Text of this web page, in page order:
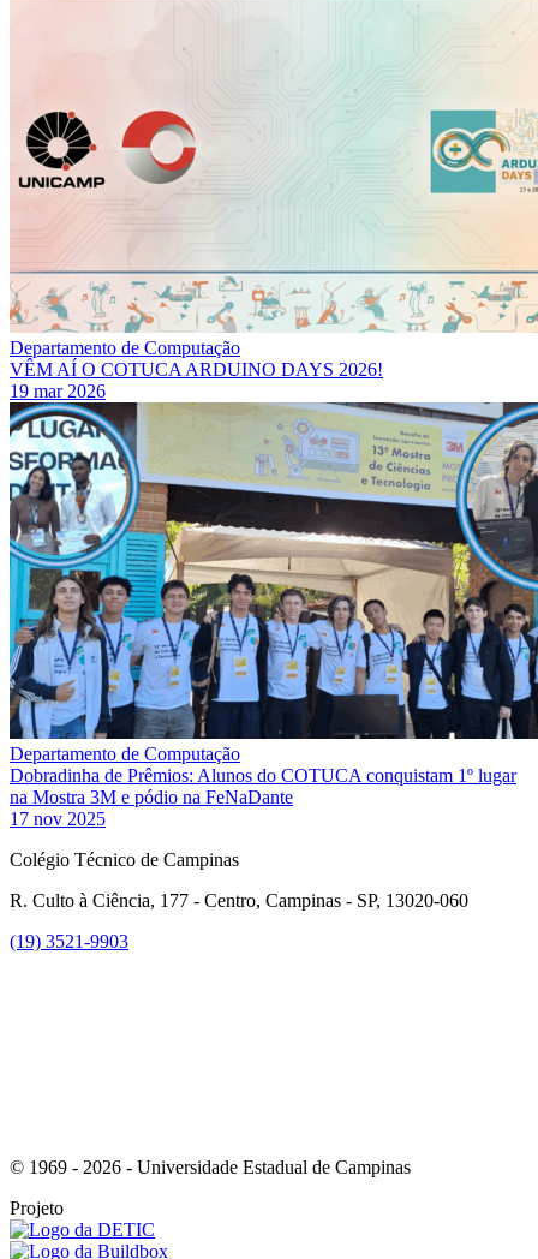
Departamento de Computação
VÊM AÍ O COTUCA ARDUINO DAYS 2026!
19 mar 2026
Departamento de Computação
Dobradinha de Prêmios: Alunos do COTUCA conquistam 1º lugar
na Mostra 3M e pódio na FeNaDante
17 nov 2025
Colégio Técnico de Campinas
R. Culto à Ciência, 177 - Centro, Campinas - SP, 13020-060
(19) 3521-9903
© 1969 - 2026 - Universidade Estadual de Campinas
Projeto